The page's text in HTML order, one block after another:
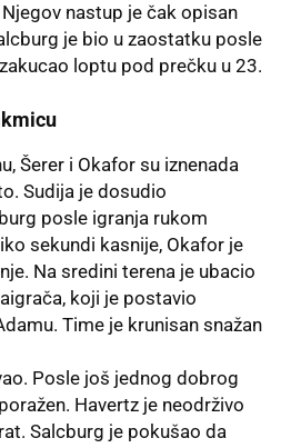
nastup je čak opisan
je bio u zaostatku posle
loptu pod prečku u 23.
Šerer i Okafor su iznenada
Sudija je dosudio
posle igranja rukom
sekundi kasnije, Okafor je
Na sredini terena je ubacio
koji je postavio
Time je krunisan snažan
Posle još jednog dobrog
Havertz je neodrživo
Salcburg je pokušao da